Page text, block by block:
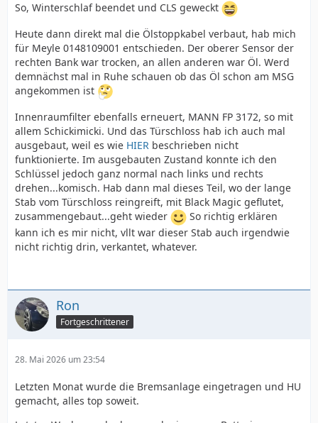
So, Winterschlaf beendet und CLS geweckt
Heute dann direkt mal die Ölstoppkabel verbaut, hab mich
für Meyle 0148109001 entschieden. Der oberer Sensor der
rechten Bank war trocken, an allen anderen war Öl. Werd
demnächst mal in Ruhe schauen ob das Öl schon am MSG
angekommen ist
Innenraumfilter ebenfalls erneuert, MANN FP 3172, so mit
allem Schickimicki. Und das Türschloss hab ich auch mal
ausgebaut, weil es wie HIER beschrieben nicht
funktionierte. Im ausgebauten Zustand konnte ich den
Schlüssel jedoch ganz normal nach links und rechts
drehen...komisch. Hab dann mal dieses Teil, wo der lange
Stab vom Türschloss reingreift, mit Black Magic geflutet,
zusammengebaut...geht wieder
So richtig erklären
kann ich es mir nicht, vllt war dieser Stab auch irgendwie
nicht richtig drin, verkantet, whatever.
Ron
Fortgeschrittener
28. Mai 2026 um 23:54
Letzten Monat wurde die Bremsanlage eingetragen und HU
gemacht, alles top soweit.